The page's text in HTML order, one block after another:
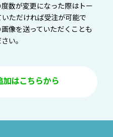
数が変更になった際はトー
ただければ受注が可能で
像を送っていただくことも
い。
加はこちらから